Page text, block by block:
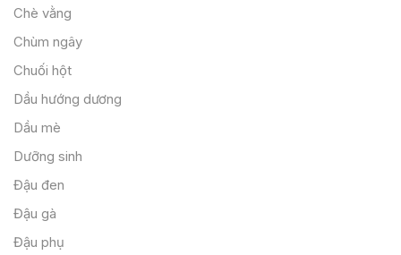
Chè vằng
Chùm ngây
Chuối hột
Dầu hướng dương
Dầu mè
Dưỡng sinh
Đậu đen
Đậu gà
Đậu phụ